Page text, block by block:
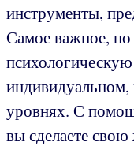
инструменты,
Самое важное,
индивидуальном,
уровнях. С
вы сделаете